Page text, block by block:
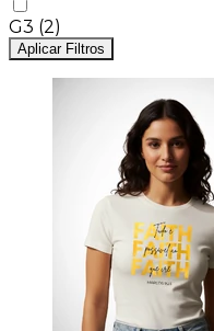
G3 (2)
Aplicar Filtros